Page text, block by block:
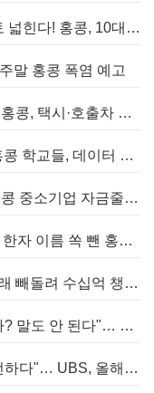
[홍콩경제] 중국과 손잡고 금융 영토 넓힌다! 홍콩, 10대 신규 정책 발표
말 홍콩 폭염 예고
[홍콩사회] "네비만 믿다간 큰일"… 홍콩, 택시·호출차 통합 시험 도입하며 규제 본격화
[홍콩교육] "AI 도구 난립의 역습" 홍콩 학교들, 데이터 고립에 교육 효과 평가 비상
[홍콩금융] "은행 문턱 낮아졌다" 홍콩 중소기업 자금줄 숨통 트이나… HKMA "2분기 신용 조건 안정적"
[홍콩부동산] 렁춘잉 전 행정장관, 한자 이름 쏙 뺀 홍콩 고급 아파트 단지들에 쓴소리
[홍콩뉴스] 샤넬 명품 700여 개 몰래 빼돌려 수십억 챙긴 직원 4년~7년형 선고
[홍콩정치] "의원 발언 횟수로 평가? 말도 안 된다"… 홍콩 입법회 의장의 일침
[홍콩경제] "홍콩 성장 가능성 여전하다"… UBS, 올해 홍콩 GDP 성장률 전망치 4.5%로 대폭 상향